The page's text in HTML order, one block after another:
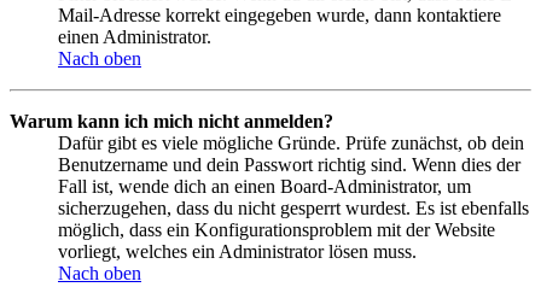
Mail-Adresse korrekt eingegeben wurde, dann kontaktiere
einen Administrator.
Nach oben
Warum kann ich mich nicht anmelden?
Dafür gibt es viele mögliche Gründe. Prüfe zunächst, ob dein
Benutzername und dein Passwort richtig sind. Wenn dies der
Fall ist, wende dich an einen Board-Administrator, um
sicherzugehen, dass du nicht gesperrt wurdest. Es ist ebenfalls
möglich, dass ein Konfigurationsproblem mit der Website
vorliegt, welches ein Administrator lösen muss.
Nach oben